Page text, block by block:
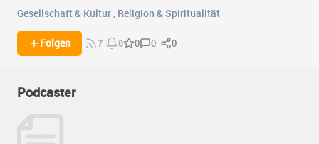
Gesellschaft & Kultur , Religion & Spiritualität
Folgen 7 0 0 0 0
Podcaster